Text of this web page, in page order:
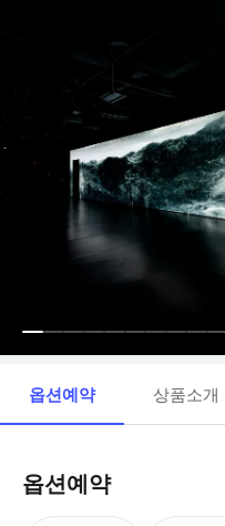
옵션예약 상품소개
옵션예약